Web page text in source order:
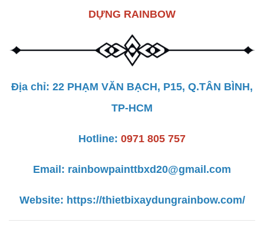
DỰNG RAINBOW
Địa chỉ: 22 PHẠM VĂN BẠCH, P15, Q.TÂN BÌNH,
TP-HCM
Hotline: 0971 805 757
Email: rainbowpainttbxd20@gmail.com
Website: https://thietbixaydungrainbow.com/